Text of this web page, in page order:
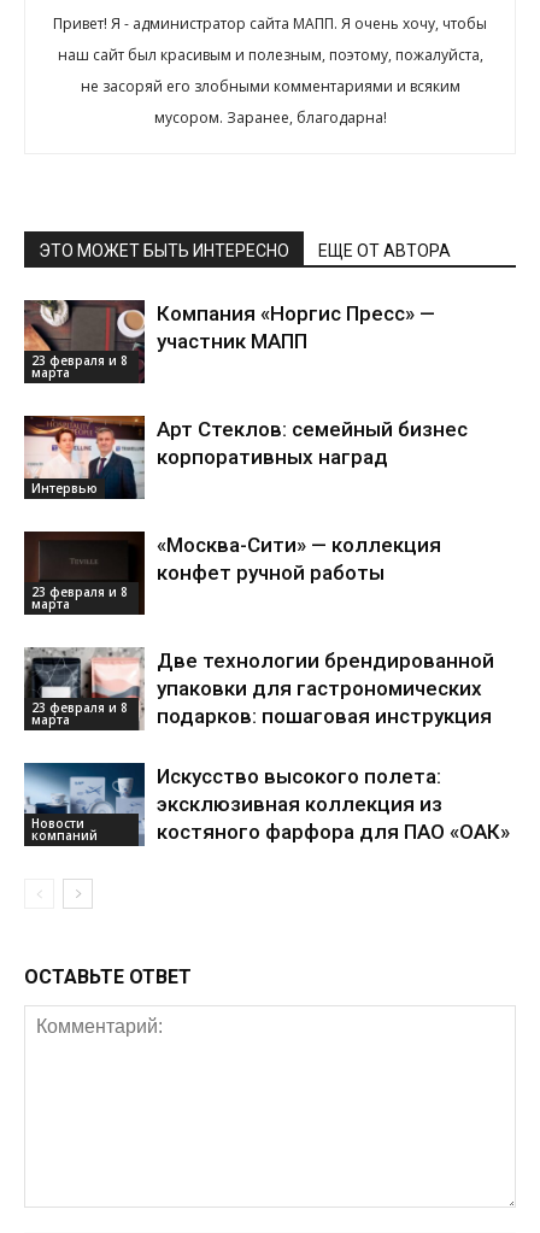
Привет! Я - администратор сайта МАПП. Я очень хочу, чтобы
наш сайт был красивым и полезным, поэтому, пожалуйста,
не засоряй его злобными комментариями и всяким
мусором. Заранее, благодарна!
ЭТО МОЖЕТ БЫТЬ ИНТЕРЕСНО ЕЩЕ ОТ АВТОРА
23 февраля и 8
марта
Компания «Норгис Пресс» —
участник МАПП
Интервью
Арт Стеклов: семейный бизнес
корпоративных наград
23 февраля и 8
марта
«Москва-Сити» — коллекция
конфет ручной работы
23 февраля и 8
марта
Две технологии брендированной
упаковки для гастрономических
подарков: пошаговая инструкция
Новости
компаний
Искусство высокого полета:
эксклюзивная коллекция из
костяного фарфора для ПАО «ОАК»
ОСТАВЬТЕ ОТВЕТ